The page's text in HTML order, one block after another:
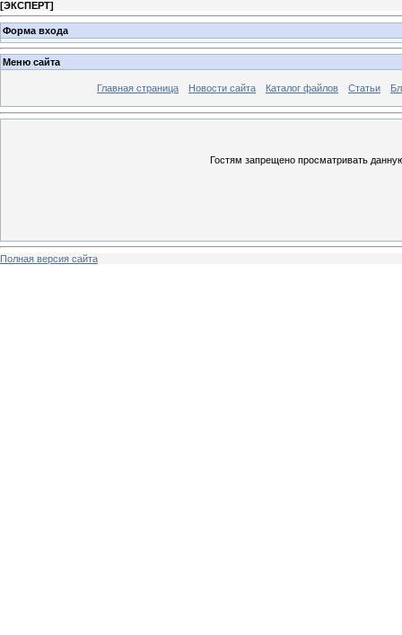
[ЭКСПЕРТ]
Форма входа
Меню сайта
Главная страница Новости сайта Каталог файлов Статьи
Гостям запрещено просматривать
Полная версия сайта